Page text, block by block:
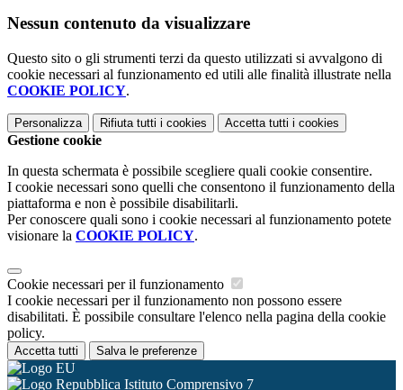
Nessun contenuto da visualizzare
Questo sito o gli strumenti terzi da questo utilizzati si avvalgono di
cookie necessari al funzionamento ed utili alle finalità illustrate nella
COOKIE POLICY.
Personalizza Rifiuta tutti i cookies Accetta tutti i cookies
Gestione cookie
In questa schermata è possibile scegliere quali cookie consentire.
I cookie necessari sono quelli che consentono il funzionamento della
piattaforma e non è possibile disabilitarli.
Per conoscere quali sono i cookie necessari al funzionamento potete
visionare la COOKIE POLICY.
Cookie necessari per il funzionamento
I cookie necessari per il funzionamento non possono essere
disabilitati. È possibile consultare l'elenco nella pagina della cookie
policy.
Accetta tutti Salva le preferenze
Istituto Comprensivo 7